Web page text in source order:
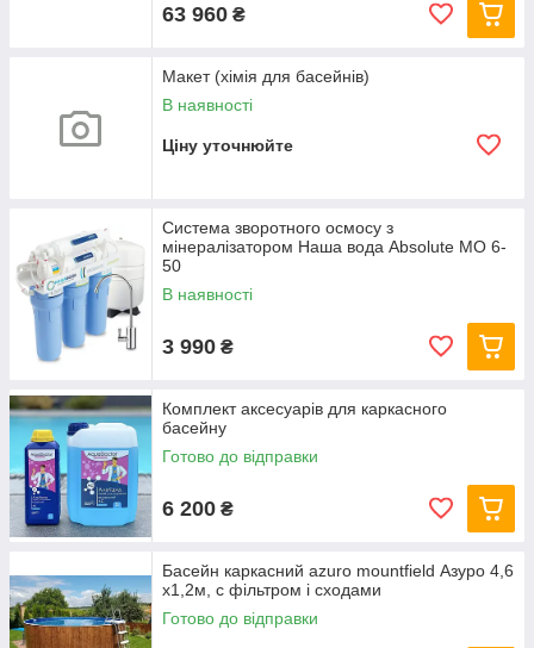
63 960 ₴
Макет (хімія для басейнів)
В наявності
Ціну уточнюйте
Система зворотного осмосу з
мінералізатором Наша вода Absolute МО 6-
50
В наявності
3 990 ₴
Комплект аксесуарів для каркасного
басейну
Готово до відправки
6 200 ₴
Басейн каркасний azuro mountfield Азуро 4,6
х1,2м, c фільтром і сходами
Готово до відправки